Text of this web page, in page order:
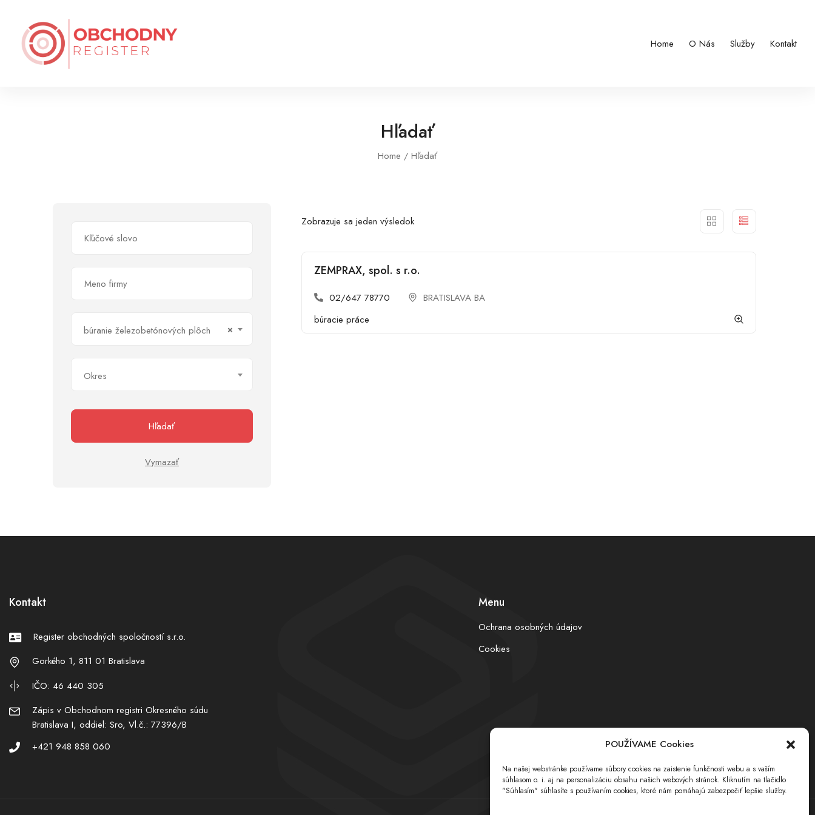
POUŽÍVAME Cookies
Na našej webstránke používame súbory cookies na zaistenie funkčnosti webu a s vaším
súhlasom o. i. aj na personalizáciu obsahu našich webových stránok. Kliknutím na tlačidlo
"Súhlasím" súhlasíte s používaním cookies, ktoré nám pomáhajú zabezpečiť lepšie služby.
Home O Nás Služby Kontakt
Hľadať
Home Hľadať
×
búranie železobetónových plôch
Okres
Hľadať
Vymazať
Zobrazuje sa jeden výsledok
ZEMPRAX, spol. s r.o.
02/647 78770
BRATISLAVA BA
búracie práce
Kontakt
Register obchodných spoločností s.r.o.
Gorkého 1, 811 01 Bratislava
IČO: 46 440 305
Zápis v Obchodnom registri Okresného súdu
Bratislava I, oddiel: Sro, Vl.č.: 77396/B
+421 948 858 060
Menu
Ochrana osobných údajov
Cookies